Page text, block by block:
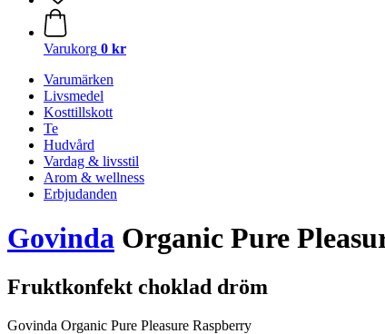
Varukorg 0 kr
Varumärken
Livsmedel
Kosttillskott
Te
Hudvård
Vardag & livsstil
Arom & wellness
Erbjudanden
Govinda Organic Pure
Fruktkonfekt choklad dröm
Govinda Organic Pure Pleasure Raspberry